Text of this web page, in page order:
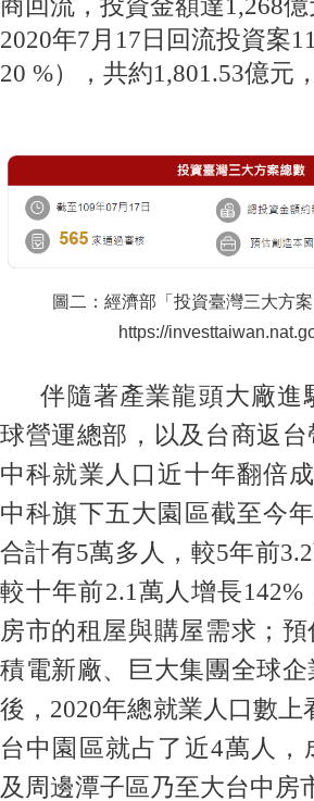
商回流，投資金額達1,268
2020年7月17日回流投資案
20 %），共約1,801.53億元
圖二：經濟部「投資臺灣三大方案
https://
伴隨著產業龍頭大廠進
球營運總部，以及台商返台
中科就業人口近十年翻倍
中科旗下五大園區截至今
合計有5萬多人，較5年前3.2
較十年前2.1萬人增長
房市的租屋與購屋需求；
積電新廠、巨大集團全球企
後，2020年總就業人口數上
台中園區就占了近4萬人，
及周邊潭子區乃至大台中房